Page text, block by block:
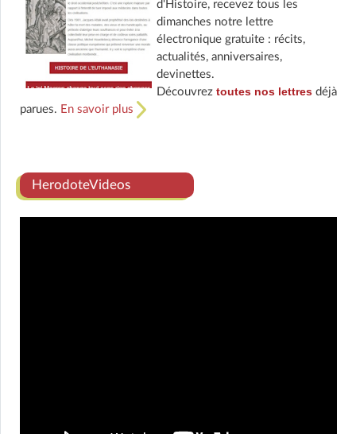
d'Histoire, recevez tous les
dimanches notre lettre
électronique gratuite : récits,
actualités, anniversaires,
devinettes.
Découvrez toutes nos lettresdéjà
parues. En savoir plus
HerodoteVideos